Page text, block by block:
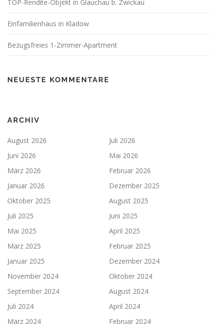
TOP-Rendite-Objekt in Glauchau b. Zwickau
Einfamilienhaus in Kladow
Bezugsfreies 1-Zimmer-Apartment
NEUESTE KOMMENTARE
ARCHIV
August 2026
Juli 2026
Juni 2026
Mai 2026
März 2026
Februar 2026
Januar 2026
Dezember 2025
Oktober 2025
August 2025
Juli 2025
Juni 2025
Mai 2025
April 2025
März 2025
Februar 2025
Januar 2025
Dezember 2024
November 2024
Oktober 2024
September 2024
August 2024
Juli 2024
April 2024
März 2024
Februar 2024